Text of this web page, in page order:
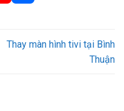
Thay màn hình tivi tại Bình
Thuận